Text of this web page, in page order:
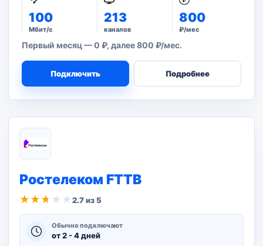
100
Мбит/с
213
каналов
800
₽/мес
Первый месяц — 0 ₽, далее 800 ₽/мес.
Подключить Подробнее
Ростелеком FTTB
★ ★ ★ ★ ★2.7 из 5
Обычно подключают
от 2 - 4 дней